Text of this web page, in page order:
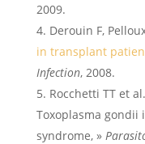
2009.
Derouin F,
in transplant
Infection, 2008.
Rocchetti TT et
Toxoplasma gondii
syndrome, »